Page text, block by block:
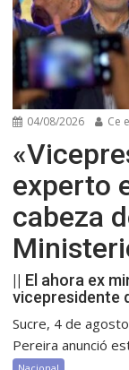
04/08/2026 Ce
experto
cabeza
|| El ahora ex
vicepresidente
Sucre, 4 de
Pereira anunció